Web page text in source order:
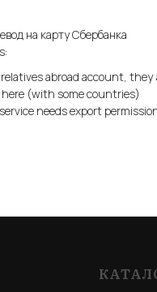
на карту Сбербанка
abroad account, they
(with some countries)
needs export